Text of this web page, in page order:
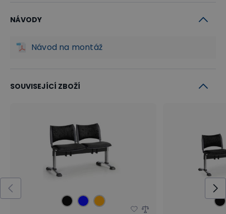
NÁVODY
Návod na montáž
SOUVISEJÍCÍ ZBOŽÍ